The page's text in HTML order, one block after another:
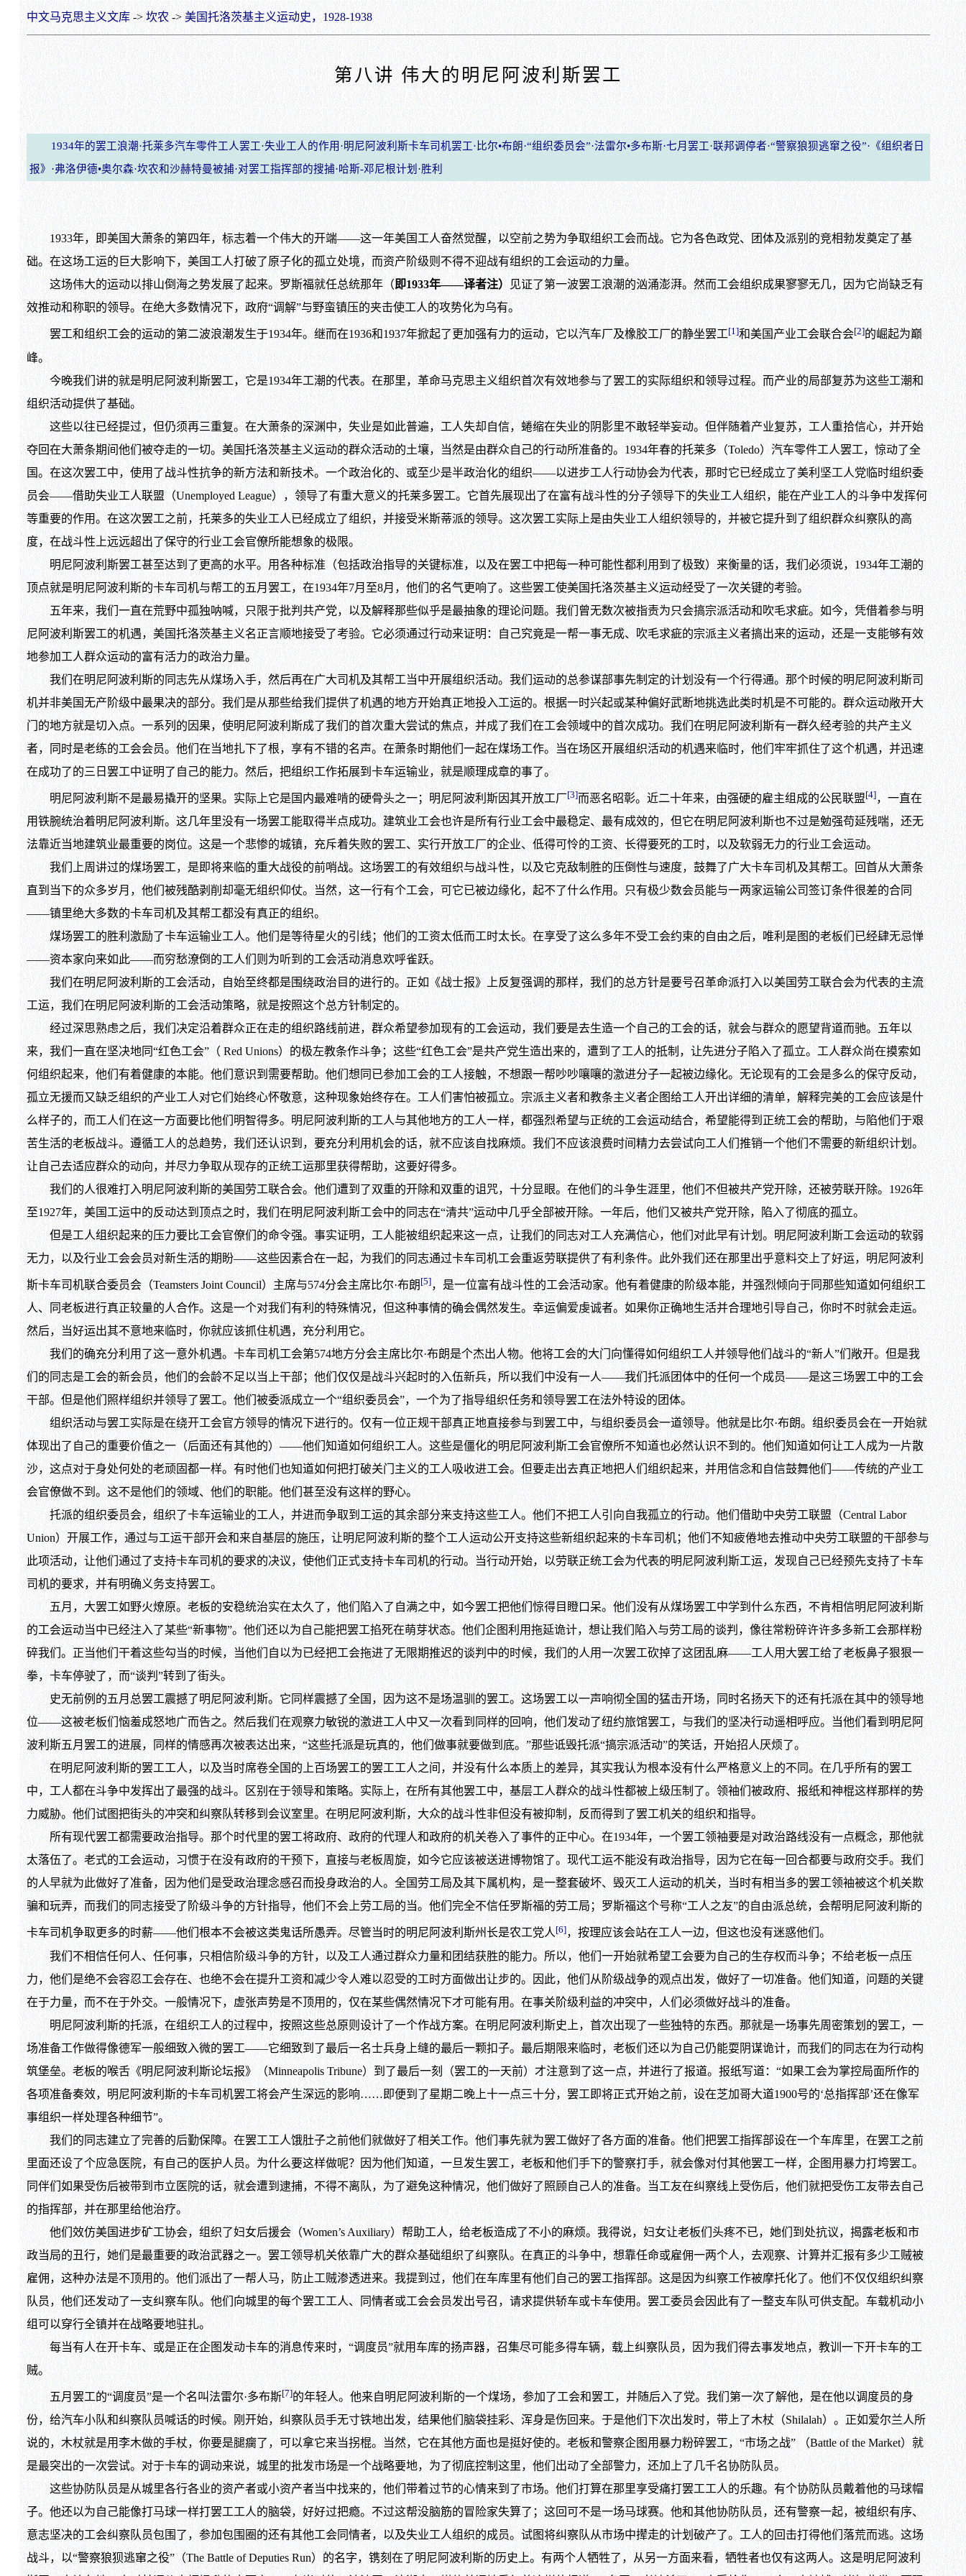
中文马克思主义文库-> 坎农 -> 美国托洛茨基主义运动史，1928-1938
第八讲 伟大的明尼阿波利斯罢工
1934年的罢工浪潮·托莱多汽车零件工人罢工·失业工人的作用·明尼阿波利斯卡车司机罢工·比尔•布朗·“组织委员会”·法雷尔•多布斯·七月罢工·联邦调停者·“警察狼狈逃窜之役”·《组织者日
报》·弗洛伊德•奥尔森·坎农和沙赫特曼被捕·对罢工指挥部的搜捕·哈斯-邓尼根计划·胜利
1933年，即美国大萧条的第四年，标志着一个伟大的开端——这一年美国工人奋然觉醒，以空前之势为争取组织工会而战。它为各色政党、团体及派别的竞相勃发奠定了基
础。在这场工运的巨大影响下，美国工人打破了原子化的孤立处境，而资产阶级则不得不迎战有组织的工会运动的力量。
这场伟大的运动以排山倒海之势发展了起来。罗斯福就任总统那年（ 即1933年——译者注）
见证了第一波罢工浪潮的汹涌澎湃。然而工会组织成果寥寥无几，因为它尚缺乏有
效推动和称职的领导。在绝大多数情况下，政府“调解”与野蛮镇压的夹击使工人的攻势化为乌有。
罢工和组织工会的运动的第二波浪潮发生于1934年。继而在1936和1937年掀起了更加强有力的运动，它以汽车厂及橡胶工厂的静坐罢工[1]和美国产业工会联合会[2]的崛起为巅
峰。
今晚我们讲的就是明尼阿波利斯罢工，它是1934年工潮的代表。在那里，革命马克思主义组织首次有效地参与了罢工的实际组织和领导过程。而产业的局部复苏为这些工潮和
组织活动提供了基础。
这些以往已经提过，但仍须再三重复。在大萧条的深渊中，失业是如此普遍，工人失却自信，蜷缩在失业的阴影里不敢轻举妄动。但伴随着产业复苏，工人重拾信心，并开始
夺回在大萧条期间他们被夺走的一切。美国托洛茨基主义运动的群众活动的土壤，当然是由群众自己的行动所准备的。1934年春的托莱多（Toledo）汽车零件工人罢工，惊动了全
国。在这次罢工中，使用了战斗性抗争的新方法和新技术。一个政治化的、或至少是半政治化的组织——以进步工人行动协会为代表，那时它已经成立了美利坚工人党临时组织委
员会——借助失业工人联盟（Unemployed League），领导了有重大意义的托莱多罢工。它首先展现出了在富有战斗性的分子领导下的失业工人组织，能在产业工人的斗争中发挥何
等重要的作用。在这次罢工之前，托莱多的失业工人已经成立了组织，并接受米斯蒂派的领导。这次罢工实际上是由失业工人组织领导的，并被它提升到了组织群众纠察队的高
度，在战斗性上远远超出了保守的行业工会官僚所能想象的极限。
明尼阿波利斯罢工甚至达到了更高的水平。用各种标准（包括政治指导的关键标准，以及在罢工中把每一种可能性都利用到了极致）来衡量的话，我们必须说，1934年工潮的
顶点就是明尼阿波利斯的卡车司机与帮工的五月罢工，在1934年7月至8月，他们的名气更响了。这些罢工使美国托洛茨基主义运动经受了一次关键的考验。
五年来，我们一直在荒野中孤独呐喊，只限于批判共产党，以及解释那些似乎是最抽象的理论问题。我们曾无数次被指责为只会搞宗派活动和吹毛求疵。如今，凭借着参与明
尼阿波利斯罢工的机遇，美国托洛茨基主义名正言顺地接受了考验。它必须通过行动来证明：自己究竟是一帮一事无成、吹毛求疵的宗派主义者搞出来的运动，还是一支能够有效
地参加工人群众运动的富有活力的政治力量。
我们在明尼阿波利斯的同志先从煤场入手，然后再在广大司机及其帮工当中开展组织活动。我们运动的总参谋部事先制定的计划没有一个行得通。那个时候的明尼阿波利斯司
机并非美国无产阶级中最果决的部分。我们是从那些给我们提供了机遇的地方开始真正地投入工运的。根据一时兴起或某种偏好武断地挑选此类时机是不可能的。群众运动敞开大
门的地方就是切入点。一系列的因果，使明尼阿波利斯成了我们的首次重大尝试的焦点，并成了我们在工会领域中的首次成功。我们在明尼阿波利斯有一群久经考验的共产主义
者，同时是老练的工会会员。他们在当地扎下了根，享有不错的名声。在萧条时期他们一起在煤场工作。当在场区开展组织活动的机遇来临时，他们牢牢抓住了这个机遇，并迅速
在成功了的三日罢工中证明了自己的能力。然后，把组织工作拓展到卡车运输业，就是顺理成章的事了。
明尼阿波利斯不是最易撬开的坚果。实际上它是国内最难啃的硬骨头之一；明尼阿波利斯因其开放工厂[3]而恶名昭彰。近二十年来，由强硬的雇主组成的公民联盟[4]，一直在
用铁腕统治着明尼阿波利斯。这几年里没有一场罢工能取得半点成功。建筑业工会也许是所有行业工会中最稳定、最有成效的，但它在明尼阿波利斯也不过是勉强苟延残喘，还无
法靠近当地建筑业最重要的岗位。这是一个悲惨的城镇，充斥着失败的罢工、实行开放工厂的企业、低得可怜的工资、长得要死的工时，以及软弱无力的行业工会运动。
我们上周讲过的煤场罢工，是即将来临的重大战役的前哨战。这场罢工的有效组织与战斗性，以及它克敌制胜的压倒性与速度，鼓舞了广大卡车司机及其帮工。回首从大萧条
直到当下的众多岁月，他们被残酷剥削却毫无组织仰仗。当然，这一行有个工会，可它已被边缘化，起不了什么作用。只有极少数会员能与一两家运输公司签订条件很差的合同
——镇里绝大多数的卡车司机及其帮工都没有真正的组织。
煤场罢工的胜利激励了卡车运输业工人。他们是等待星火的引线；他们的工资太低而工时太长。在享受了这么多年不受工会约束的自由之后，唯利是图的老板们已经肆无忌惮
——资本家向来如此——而穷愁潦倒的工人们则为听到的工会活动消息欢呼雀跃。
我们在明尼阿波利斯的工会活动，自始至终都是围绕政治目的进行的。正如《战士报》上反复强调的那样，我们的总方针是要号召革命派打入以美国劳工联合会为代表的主流
工运，我们在明尼阿波利斯的工会活动策略，就是按照这个总方针制定的。
经过深思熟虑之后，我们决定沿着群众正在走的组织路线前进，群众希望参加现有的工会运动，我们要是去生造一个自己的工会的话，就会与群众的愿望背道而驰。五年以
来，我们一直在坚决地同“红色工会”（ Red Unions）的极左教条作斗争；这些“红色工会”是共产党生造出来的，遭到了工人的抵制，让先进分子陷入了孤立。工人群众尚在摸索如
何组织起来，他们有着健康的本能。他们意识到需要帮助。他们想同已参加工会的工人接触，不想跟一帮吵吵嚷嚷的激进分子一起被边缘化。无论现有的工会是多么的保守反动，
孤立无援而又缺乏组织的产业工人对它们始终心怀敬意，这种现象始终存在。工人们害怕被孤立。宗派主义者和教条主义者企图给工人开出详细的清单，解释完美的工会应该是什
么样子的，而工人们在这一方面要比他们明智得多。明尼阿波利斯的工人与其他地方的工人一样，都强烈希望与正统的工会运动结合，希望能得到正统工会的帮助，与陷他们于艰
苦生活的老板战斗。遵循工人的总趋势，我们还认识到，要充分利用机会的话，就不应该自找麻烦。我们不应该浪费时间精力去尝试向工人们推销一个他们不需要的新组织计划。
让自己去适应群众的动向，并尽力争取从现存的正统工运那里获得帮助，这要好得多。
我们的人很难打入明尼阿波利斯的美国劳工联合会。他们遭到了双重的开除和双重的诅咒，十分显眼。在他们的斗争生涯里，他们不但被共产党开除，还被劳联开除。1926年
至1927年，美国工运中的反动达到顶点之时，我们在明尼阿波利斯工会中的同志在“清共”运动中几乎全部被开除。一年后，他们又被共产党开除，陷入了彻底的孤立。
但是工人组织起来的压力要比工会官僚们的命令强。事实证明，工人能被组织起来这一点，让我们的同志对工人充满信心，他们对此早有计划。明尼阿波利斯工会运动的软弱
无力，以及行业工会会员对新生活的期盼——这些因素合在一起，为我们的同志通过卡车司机工会重返劳联提供了有利条件。此外我们还在那里出乎意料交上了好运，明尼阿波利
斯卡车司机联合委员会（Teamsters Joint Council）主席与574分会主席比尔·布朗 [5]，是一位富有战斗性的工会活动家。他有着健康的阶级本能，并强烈倾向于同那些知道如何组织工
人、同老板进行真正较量的人合作。这是一个对我们有利的特殊情况，但这种事情的确会偶然发生。幸运偏爱虔诚者。如果你正确地生活并合理地引导自己，你时不时就会走运。
然后，当好运出其不意地来临时，你就应该抓住机遇，充分利用它。
我们的确充分利用了这一意外机遇。卡车司机工会第574地方分会主席比尔·布朗是个杰出人物。他将工会的大门向懂得如何组织工人并领导他们战斗的“新人”们敞开。但是我
们的同志是工会的新会员，他们的会龄不足以当上干部；他们仅仅是战斗兴起时的入伍新兵，所以我们中没有一人——我们托派团体中的任何一个成员——是这三场罢工中的工会
干部。但是他们照样组织并领导了罢工。他们被委派成立一个“组织委员会”，一个为了指导组织任务和领导罢工在法外特设的团体。
组织活动与罢工实际是在绕开工会官方领导的情况下进行的。仅有一位正规干部真正地直接参与到罢工中，与组织委员会一道领导。他就是比尔·布朗。组织委员会在一开始就
体现出了自己的重要价值之一（后面还有其他的）——他们知道如何组织工人。这些是僵化的明尼阿波利斯工会官僚所不知道也必然认识不到的。他们知道如何让工人成为一片散
沙，这点对于身处何处的老顽固都一样。有时他们也知道如何把打破关门主义的工人吸收进工会。但要走出去真正地把人们组织起来，并用信念和自信鼓舞他们——传统的产业工
会官僚做不到。这不是他们的领域、他们的职能。他们甚至没有这样的野心。
托派的组织委员会，组织了卡车运输业的工人，并进而争取到工运的其余部分来支持这些工人。他们不把工人引向自我孤立的行动。他们借助中央劳工联盟（Central Labor
Union）开展工作，通过与工运干部开会和来自基层的施压，让明尼阿波利斯的整个工人运动公开支持这些新组织起来的卡车司机；他们不知疲倦地去推动中央劳工联盟的干部参与
此项活动，让他们通过了支持卡车司机的要求的决议，使他们正式支持卡车司机的行动。当行动开始，以劳联正统工会为代表的明尼阿波利斯工运，发现自己已经预先支持了卡车
司机的要求，并有明确义务支持罢工。
五月，大罢工如野火燎原。老板的安稳统治实在太久了，他们陷入了自满之中，如今罢工把他们惊得目瞪口呆。他们没有从煤场罢工中学到什么东西，不肯相信明尼阿波利斯
的工会运动当中已经注入了某些“新事物”。他们还以为自己能把罢工掐死在萌芽状态。他们企图利用拖延诡计，想让我们陷入与劳工局的谈判，像往常粉碎许许多多新工会那样粉
碎我们。正当他们干着这些勾当的时候，当他们自以为已经把工会拖进了无限期推迟的谈判中的时候，我们的人用一次罢工砍掉了这团乱麻——工人用大罢工给了老板鼻子狠狠一
拳，卡车停驶了，而“谈判”转到了街头。
史无前例的五月总罢工震撼了明尼阿波利斯。它同样震撼了全国，因为这不是场温驯的罢工。这场罢工以一声响彻全国的猛击开场，同时名扬天下的还有托派在其中的领导地
位——这被老板们恼羞成怒地广而告之。然后我们在观察力敏锐的激进工人中又一次看到同样的回响，他们发动了纽约旅馆罢工，与我们的坚决行动遥相呼应。当他们看到明尼阿
波利斯五月罢工的进展，同样的情感再次被表达出来，“这些托派是玩真的，他们做事就要做到底。”那些诋毁托派“搞宗派活动”的笑话，开始招人厌烦了。
在明尼阿波利斯的罢工工人，以及当时席卷全国的上百场罢工的罢工工人之间，并没有什么本质上的差异，其实我认为根本没有什么严格意义上的不同。在几乎所有的罢工
中，工人都在斗争中发挥出了最强的战斗。区别在于领导和策略。实际上，在所有其他罢工中，基层工人群众的战斗性都被上级压制了。领袖们被政府、报纸和神棍这样那样的势
力威胁。他们试图把街头的冲突和纠察队转移到会议室里。在明尼阿波利斯，大众的战斗性非但没有被抑制，反而得到了罢工机关的组织和指导。
所有现代罢工都需要政治指导。那个时代里的罢工将政府、政府的代理人和政府的机关卷入了事件的正中心。在1934年，一个罢工领袖要是对政治路线没有一点概念，那他就
太落伍了。老式的工会运动，习惯于在没有政府的干预下，直接与老板周旋，如今它应该被送进博物馆了。现代工运不能没有政治指导，因为它在每一回合都要与政府交手。我们
的人早就为此做好了准备，因为他们是受政治理念感召而投身政治的人。全国劳工局及其下属机构，是一整套破坏、毁灭工人运动的机关，当时有相当多的罢工领袖被这个机关欺
骗和玩弄，而我们的同志接受了阶级斗争的方针指导，他们不会上劳工局的当。他们完全不信任罗斯福的劳工局；罗斯福这个号称“工人之友”的自由派总统，会帮明尼阿波利斯的
卡车司机争取更多的时薪——他们根本不会被这类鬼话所愚弄。尽管当时的明尼阿波利斯州长是农工党人[6]，按理应该会站在工人一边，但这也没有迷惑他们。
我们不相信任何人、任何事，只相信阶级斗争的方针，以及工人通过群众力量和团结获胜的能力。所以，他们一开始就希望工会要为自己的生存权而斗争；不给老板一点压
力，他们是绝不会容忍工会存在、也绝不会在提升工资和减少令人难以忍受的工时方面做出让步的。因此，他们从阶级战争的观点出发，做好了一切准备。他们知道，问题的关键
在于力量，而不在于外交。一般情况下，虚张声势是不顶用的，仅在某些偶然情况下才可能有用。在事关阶级利益的冲突中，人们必须做好战斗的准备。
明尼阿波利斯的托派，在组织工人的过程中，按照这些总原则设计了一个作战方案。在明尼阿波利斯史上，首次出现了一些独特的东西。那就是一场事先周密策划的罢工，一
场准备工作做得像德军一般细致入微的罢工——它细致到了最后一名士兵身上缝的最后一颗扣子。最后期限来临时，老板们还以为自己仍能耍阴谋诡计，而我们的同志在为行动构
筑堡垒。老板的喉舌《明尼阿波利斯论坛报》（Minneapolis Tribune）到了最后一刻（罢工的一天前）才注意到了这一点，并进行了报道。报纸写道：“如果工会为掌控局面所作的
各项准备奏效，明尼阿波利斯的卡车司机罢工将会产生深远的影响……即便到了星期二晚上十一点三十分，罢工即将正式开始之前，设在芝加哥大道1900号的‘总指挥部’还在像军
事组织一样处理各种细节”。
我们的同志建立了完善的后勤保障。在罢工工人饿肚子之前他们就做好了相关工作。他们事先就为罢工做好了各方面的准备。他们把罢工指挥部设在一个车库里，在罢工之前
里面还设了个应急医院，有自己的医护人员。为什么要这样做呢？因为他们知道，一旦发生罢工，老板和他们手下的警察打手，就会像对付其他罢工一样，企图用暴力打垮罢工。
同伴们如果受伤后被带到市立医院的话，就会遭到逮捕，不得不离队，为了避免这种情况，他们做好了照顾自己人的准备。当工友在纠察线上受伤后，他们就把受伤工友带去自己
的指挥部，并在那里给他治疗。
他们效仿美国进步矿工协会，组织了妇女后援会（Women’s Auxiliary）帮助工人，给老板造成了不小的麻烦。我得说，妇女让老板们头疼不已，她们到处抗议，揭露老板和市
政当局的丑行，她们是最重要的政治武器之一。罢工领导机关依靠广大的群众基础组织了纠察队。在真正的斗争中，想靠任命或雇佣一两个人，去观察、计算并汇报有多少工贼被
雇佣，这种办法是不顶用的。他们派出了一帮人马，防止工贼渗透进来。我提到过，他们在车库里有他们自己的罢工指挥部。这是因为纠察工作被摩托化了。他们不仅仅组织纠察
队员，他们还发动了一支纠察车队。他们向城里的每个罢工工人、同情者或工会会员发出号召，请求提供轿车或卡车使用。罢工委员会因此有了一整支车队可供支配。车载机动小
组可以穿行全镇并在战略要地驻扎。
每当有人在开卡车、或是正在企图发动卡车的消息传来时，“调度员”就用车库的扬声器，召集尽可能多得车辆，载上纠察队员，因为我们得去事发地点，教训一下开卡车的工
贼。
五月罢工的“调度员”是一个名叫法雷尔·多布斯[7]的年轻人。他来自明尼阿波利斯的一个煤场，参加了工会和罢工，并随后入了党。我们第一次了解他，是在他以调度员的身
份，给汽车小队和纠察队员喊话的时候。刚开始，纠察队员手无寸铁地出发，结果他们脑袋挂彩、浑身是伤回来。于是他们下次出发时，带上了木杖（Shilalah）。正如爱尔兰人所
说的，木杖就是用李木做的手杖，你要是腿瘸了，可以拿它来当拐棍。当然，它在其他方面也是挺好使的。老板和警察企图用暴力粉碎罢工，“市场之战” （Battle of the Market）就
是最突出的一次尝试。对于卡车的调动来说，城里的批发市场是一个战略要地，为了彻底控制这里，他们出动了全部警力，还加上了几千名协防队员。
这些协防队员是从城里各行各业的资产者或小资产者当中找来的，他们带着过节的心情来到了市场。他们打算在那里享受痛打罢工工人的乐趣。有个协防队员戴着他的马球帽
子。他还以为自己能像打马球一样打罢工工人的脑袋，好好过把瘾。不过这帮没脑筋的冒险家失算了；这回可不是一场马球赛。他和其他协防队员，还有警察一起，被组织有序、
意志坚决的工会纠察队员包围了，参加包围圈的还有其他工会同情者，以及失业工人组织的成员。试图将纠察队从市场中撵走的计划破产了。工人的回击打得他们落荒而逃。这场
战斗，以“警察狼狈逃窜之役”（The Battle of Deputies Run）的名字，镌刻在了明尼阿波利斯的历史上。有两个人牺牲了，从另一方面来看，牺牲者也仅有这两人。这是明尼阿波利